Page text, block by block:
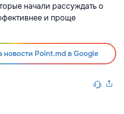
начали рассуждать о
и проще
Point.md в Google